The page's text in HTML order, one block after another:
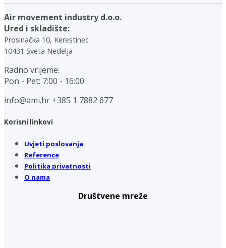
Air movement industry d.o.o.
Ured i skladište:
Prosinačka 10, Kerestinec
10431 Sveta Nedelja
Radno vrijeme:
Pon - Pet: 7:00 - 16:00
info@ami.hr +385 1 7882 677
Korisni linkovi
Uvjeti poslovanja
Reference
Politika privatnosti
O nama
Društvene mreže